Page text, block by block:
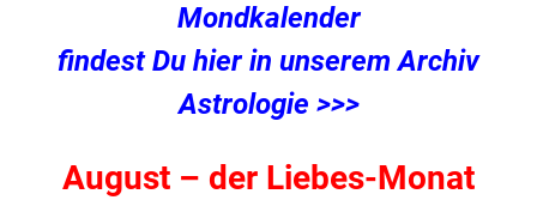
Mondkalender
findest Du hier in unserem Archiv
Astrologie >>>
August – der Liebes-Monat